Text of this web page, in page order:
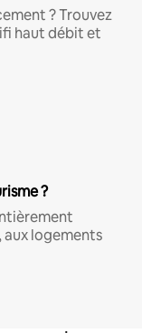
? Trouvez
haut débit et
?
aux logements